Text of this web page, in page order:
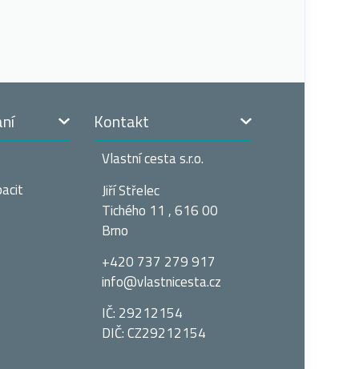
Kontakt
Vlastní cesta s.r.o.
Jiří Střelec
Tichého 11 , 616 00
Brno
+420 737 279 917
info@vlastnices­ta.cz
IČ: 29212154
DIČ: CZ29212154